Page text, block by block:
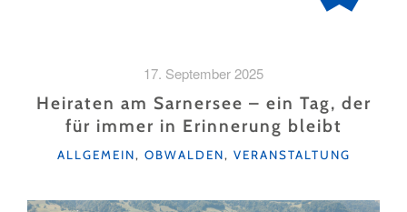
17. September 2025
Heiraten am Sarnersee – ein Tag, der
für immer in Erinnerung bleibt
KATEGORIEN
ALLGEMEIN, OBWALDEN, VERANSTALTUNG